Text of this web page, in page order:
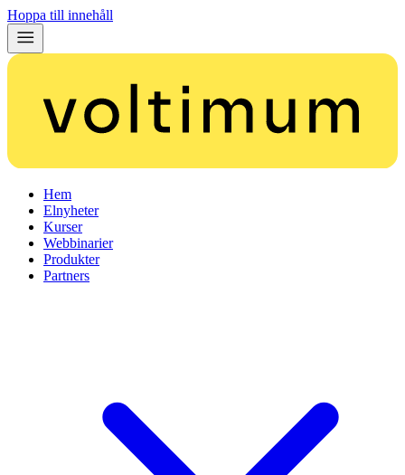
Hoppa till innehåll
Hem
Elnyheter
Kurser
Webbinarier
Produkter
Partners